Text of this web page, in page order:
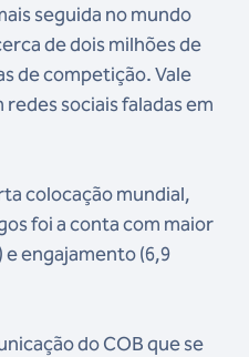
seguida no mundo
de dois milhões de
de competição. Vale
sociais faladas em
colocação mundial,
foi a conta com maior
engajamento (6,9
do COB que se